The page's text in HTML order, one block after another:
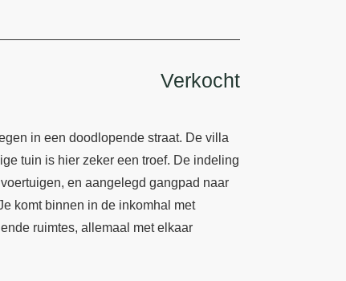
Verkocht
in een doodlopende straat. De villa
tuin is hier zeker een troef. De indeling
en aangelegd gangpad naar
komt binnen in de inkomhal met
ruimtes, allemaal met elkaar